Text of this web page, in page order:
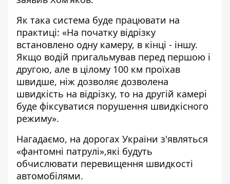
Як така система буде працювати на
практиці: «На початку відрізку
встановлено одну камеру, в кінці - іншу.
Якщо водій пригальмував перед першою і
другою, але в цілому 100 км проїхав
швидше, ніж дозволяє дозволена
швидкість на відрізку, то на другій камері
буде фіксуватися порушення швидкісного
режиму».
Нагадаємо, на дорогах України з'являться
«фантомні патрулі»,які будуть
обчислювати перевищення швидкості
автомобілями.